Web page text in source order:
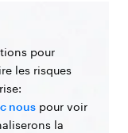
pour
les risques
nous pour voir
la